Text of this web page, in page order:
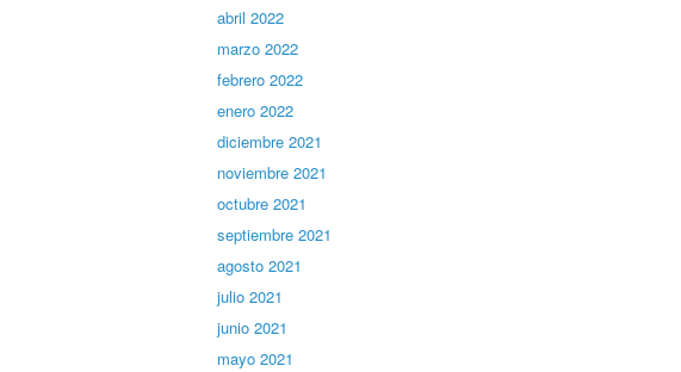
abril 2022
marzo 2022
febrero 2022
enero 2022
diciembre 2021
noviembre 2021
octubre 2021
septiembre 2021
agosto 2021
julio 2021
junio 2021
mayo 2021